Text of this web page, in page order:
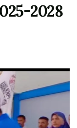
2028